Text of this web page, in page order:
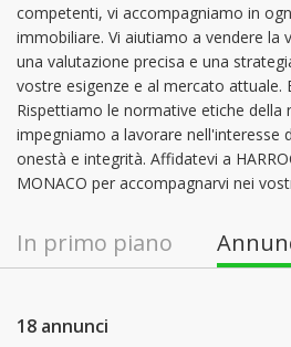
competenti, vi accompagniamo in
immobiliare. Vi aiutiamo a vendere la
una valutazione precisa e una
vostre esigenze e al mercato attuale.
Rispettiamo le normative etiche della
impegniamo a lavorare nell'interesse
onestà e integrità. Affidatevi a
MONACO per accompagnarvi nei
In primo piano
18 annunci